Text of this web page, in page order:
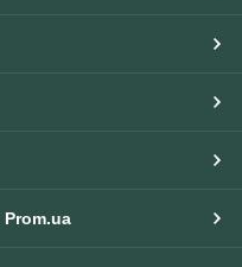
Prom.ua